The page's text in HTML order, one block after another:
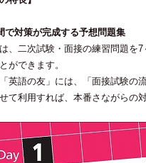
で対策が完成する予想問題集
、二次試験・面接の練習問題を
ができます。
英語の友」には、「面接試験の
て利用すれば、本番さながらの